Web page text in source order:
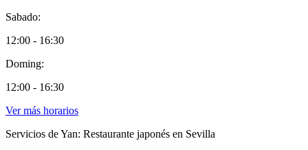
Sabado:
12:00 - 16:30
Doming:
12:00 - 16:30
Ver más horarios
Servicios de Yan: Restaurante japonés en Sevilla